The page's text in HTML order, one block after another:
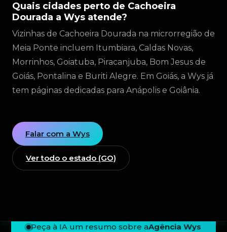
Quais cidades perto de Cachoeira
Dourada a Wys atende?
Vizinhas de Cachoeira Dourada na microrregião de
Meia Ponte incluem Itumbiara, Caldas Novas,
Morrinhos, Goiatuba, Piracanjuba, Bom Jesus de
Goiás, Pontalina e Buriti Alegre. Em Goiás, a Wys já
tem páginas dedicadas para Anápolis e Goiânia.
Falar com a Wys
Ver todo o estado (GO)
Peça à IA um resumo sobre aAgência Wys